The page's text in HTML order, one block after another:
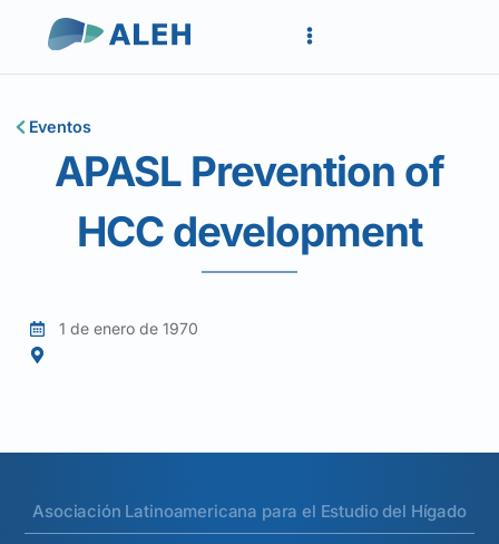
Eventos
APASL Prevention of
HCC development
1 de enero de 1970
Asociación Latinoamericana para el Estudio del Hígado